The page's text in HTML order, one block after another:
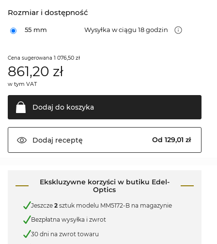
Rozmiar i dostępność
55 mm Wysyłka w ciągu 18 godzin
Cena sugerowana 1 076,50 zł
861,20 zł
w tym VAT
Dodaj do koszyka
Dodaj receptę Od 129,01 zł
Ekskluzywne korzyści w butiku Edel-
Optics
Jeszcze 2 sztuk modelu MM5172-B na magazynie
Bezpłatna wysyłka i zwrot
30 dni na zwrot towaru